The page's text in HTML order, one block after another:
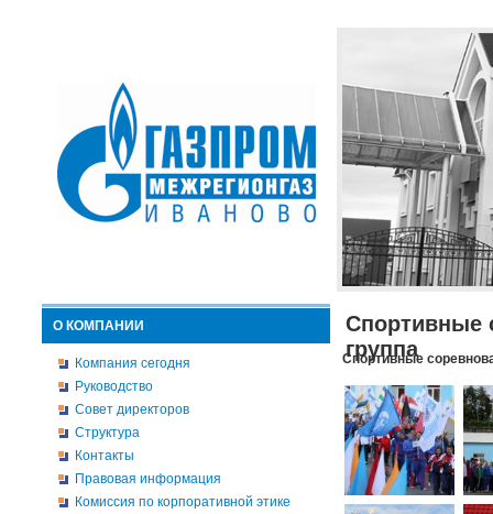
О КОМПАНИИ
Компания сегодня
Руководство
Совет директоров
Структура
Контакты
Правовая информация
Комиссия по корпоративной этике
Спортивные
группа
Спортивные